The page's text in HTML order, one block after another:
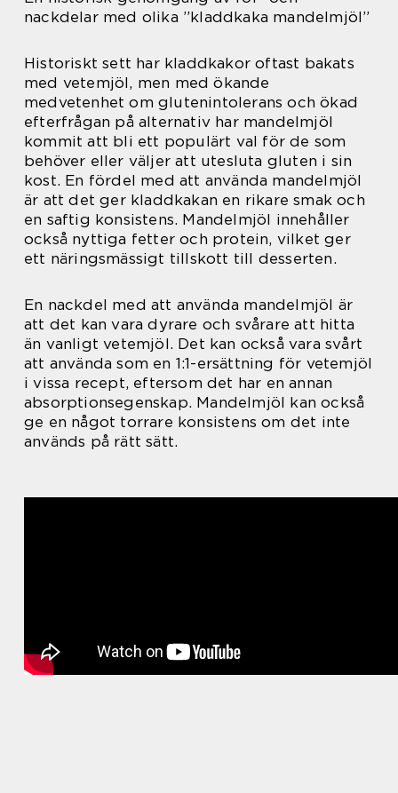
nackdelar med olika ”kladdkaka mandelmjöl”
Historiskt sett har kladdkakor oftast bakats
med vetemjöl, men med ökande
medvetenhet om glutenintolerans och ökad
efterfrågan på alternativ har mandelmjöl
kommit att bli ett populärt val för de som
behöver eller väljer att utesluta gluten i sin
kost. En fördel med att använda mandelmjöl
är att det ger kladdkakan en rikare smak och
en saftig konsistens. Mandelmjöl innehåller
också nyttiga fetter och protein, vilket ger
ett näringsmässigt tillskott till desserten.
En nackdel med att använda mandelmjöl är
att det kan vara dyrare och svårare att hitta
än vanligt vetemjöl. Det kan också vara svårt
att använda som en 1:1-ersättning för vetemjöl
i vissa recept, eftersom det har en annan
absorptionsegenskap. Mandelmjöl kan också
ge en något torrare konsistens om det inte
används på rätt sätt.